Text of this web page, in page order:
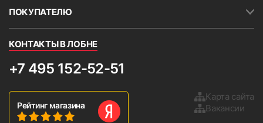
ПОКУПАТЕЛЮ
КОНТАКТЫ В ЛОБНЕ
+7 495 152-52-51
Рейтинг магазина
Карта сайта
Вакансии